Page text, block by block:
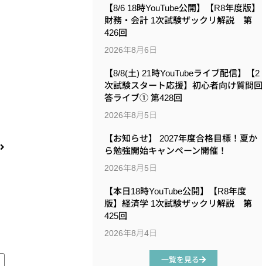
【8/6 18時YouTube公開】【R8年度版】
財務・会計 1次試験ザックリ解説 第
426回
2026年8月6日
【8/8(土) 21時YouTubeライブ配信】【2
次試験スタート応援】初心者向け質問回
答ライブ① 第428回
2026年8月5日
【お知らせ】 2027年度合格目標！夏か
ら勉強開始キャンペーン開催！
2026年8月5日
【本日18時YouTube公開】【R8年度
版】経済学 1次試験ザックリ解説 第
425回
2026年8月4日
一覧を見る